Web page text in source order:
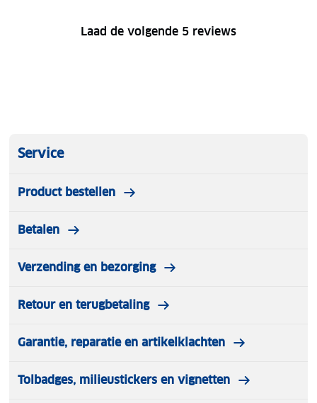
Laad de volgende 5 reviews
Service
Product bestellen
Betalen
Verzending en bezorging
Retour en terugbetaling
Garantie, reparatie en artikelklachten
Tolbadges, milieustickers en vignetten